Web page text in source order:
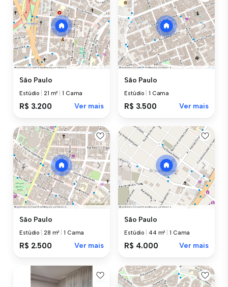
São Paulo
Estúdio 21 m² |1 Cama
R$ 3.200 Ver mais
São Paulo
Estúdio 1 Cama
R$ 3.500 Ver mais
São Paulo
Estúdio 28 m² |1 Cama
R$ 2.500 Ver mais
São Paulo
Estúdio 44 m² |1 Cama
R$ 4.000 Ver mais